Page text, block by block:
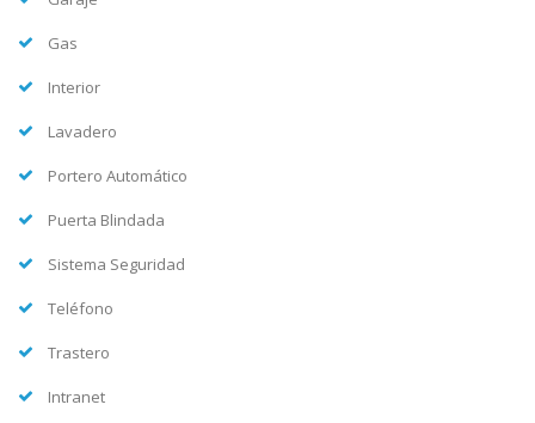
Gas
Interior
Lavadero
Portero Automático
Puerta Blindada
Sistema Seguridad
Teléfono
Trastero
Intranet